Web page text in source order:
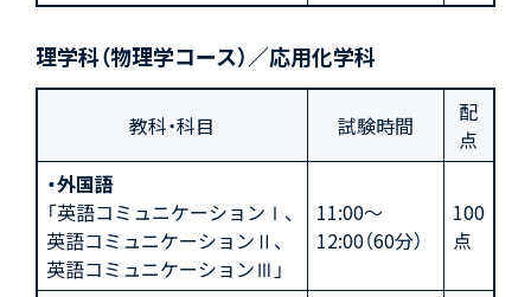
理学科（物理学コース）／応用化学科
教科・科目 試験時間
配
点
・外国語
「英語コミュニケーションⅠ、
英語コミュニケーションⅡ、
英語コミュニケーションⅢ」
11:00～
12:00（60分）
100
点